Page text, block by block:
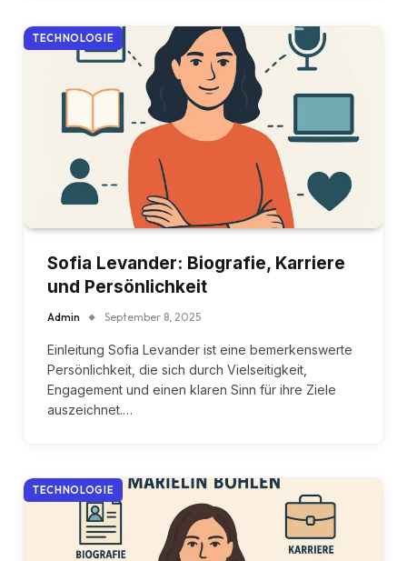
TECHNOLOGIE
Sofia Levander: Biografie, Karriere
und Persönlichkeit
Admin September 8, 2025
Einleitung Sofia Levander ist eine bemerkenswerte
Persönlichkeit, die sich durch Vielseitigkeit,
Engagement und einen klaren Sinn für ihre Ziele
auszeichnet.…
TECHNOLOGIE